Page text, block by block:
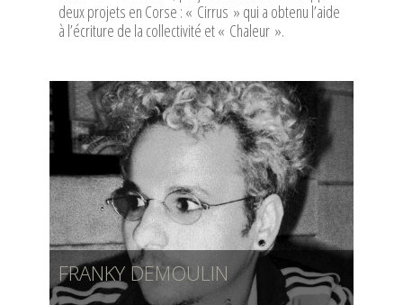
deux projets en Corse : « Cirrus » qui a obtenu l’aide
à l’écriture de la collectivité et « Chaleur ».
FRANKY DEMOULIN